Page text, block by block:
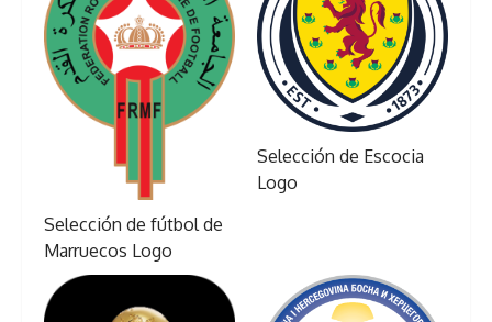
Selección de fútbol de
Marruecos Logo
Selección de Escocia
Logo